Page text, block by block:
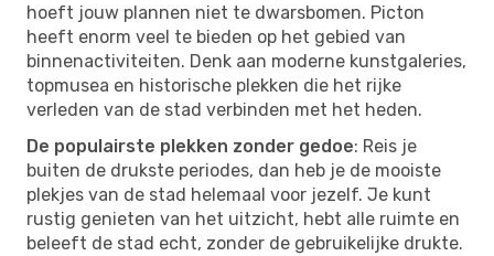
hoeft jouw plannen niet te dwarsbomen. Picton
heeft enorm veel te bieden op het gebied van
binnenactiviteiten. Denk aan moderne kunstgaleries,
topmusea en historische plekken die het rijke
verleden van de stad verbinden met het heden.
De populairste plekken zonder gedoe: Reis je
buiten de drukste periodes, dan heb je de mooiste
plekjes van de stad helemaal voor jezelf. Je kunt
rustig genieten van het uitzicht, hebt alle ruimte en
beleeft de stad echt, zonder de gebruikelijke drukte.